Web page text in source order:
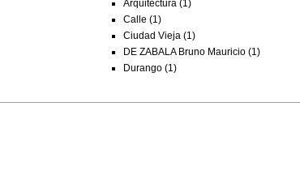
Arquitectura (1)
Calle (1)
Ciudad Vieja (1)
DE ZABALA Bruno Mauricio (1)
Durango (1)